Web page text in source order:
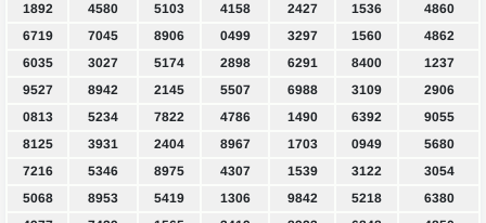
1892
4580 5103 4158 2427 1536
4860
6719
7045 8906 0499 3297 1560
4862
6035
3027 5174 2898 6291 8400
1237
9527
8942 2145 5507 6988 3109
2906
0813
5234 7822 4786 1490 6392
9055
8125
3931 2404 8967 1703 0949
5680
7216
5346 8975 4307 1539 3122
3054
5068
8953 5419 1306 9842 5218
6380